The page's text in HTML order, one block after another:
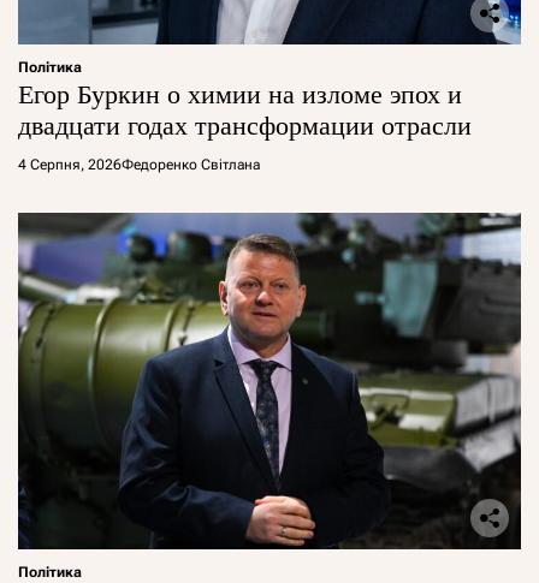
Політика
Егор Буркин о химии на изломе эпох и
двадцати годах трансформации отрасли
4 Серпня, 2026Федоренко Світлана
Політика